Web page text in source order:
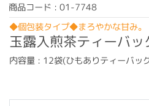
商品コード : 01-7748
◆個包装タイプ◆まろやかな甘み。
玉露入煎茶ティーバ
内容量 : 12袋(ひもありティーバッ